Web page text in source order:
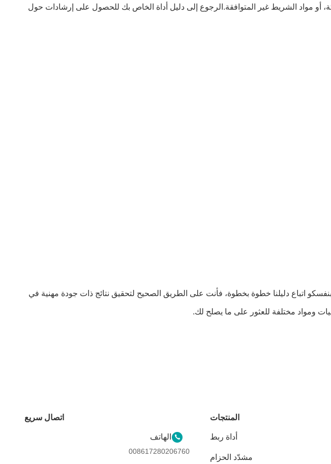
أو مواد الشريط غير المتوافقة.الرجوع إلى دليل أداة الخاص بك للحصول على إرشادات حول
اتباع دليلنا خطوة بخطوة، فأنت على الطريق الصحيح لتحقيق نتائج ذات جودة مهنية في
ومواد مختلفة للعثور على ما يصلح لك.
المنتجات
أداة ربط
مشدّد الحزام
اتصال سريع
الهاتف
008617280206760